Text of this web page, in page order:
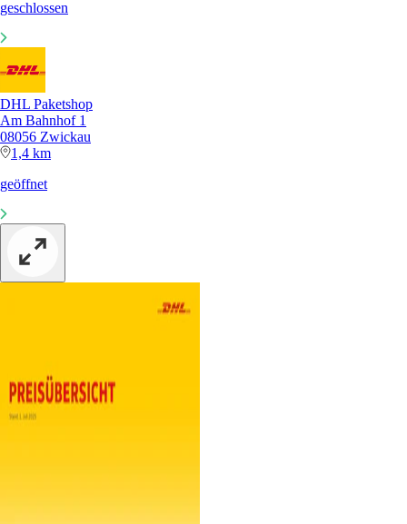
geschlossen
DHL Paketshop
Am Bahnhof 1
08056 Zwickau
1,4 km
geöffnet